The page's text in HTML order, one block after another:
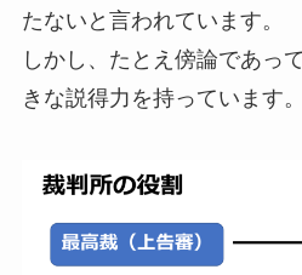
たないと言われています。
しかし、たとえ傍論であっ
きな説得力を持っています。